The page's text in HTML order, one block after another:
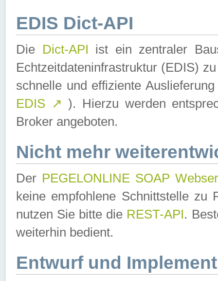
EDIS Dict-API
Die Dict-API ist ein zentraler
Echtzeitdateninfrastruktur (EDIS)
schnelle und effiziente
EDIS ↗ ). Hierzu werden
Broker angeboten.
Nicht mehr
Der PEGELONLINE SOAP
keine empfohlene Schnittstelle zu
nutzen Sie bitte die REST-API.
weiterhin bedient.
Entwurf und